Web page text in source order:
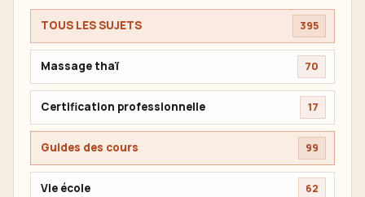
TOUS LES SUJETS 395
Massage thaï 70
Certification professionnelle 17
Guides des cours 99
Vie école 62